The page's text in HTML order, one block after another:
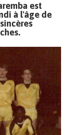
est
à l'âge de